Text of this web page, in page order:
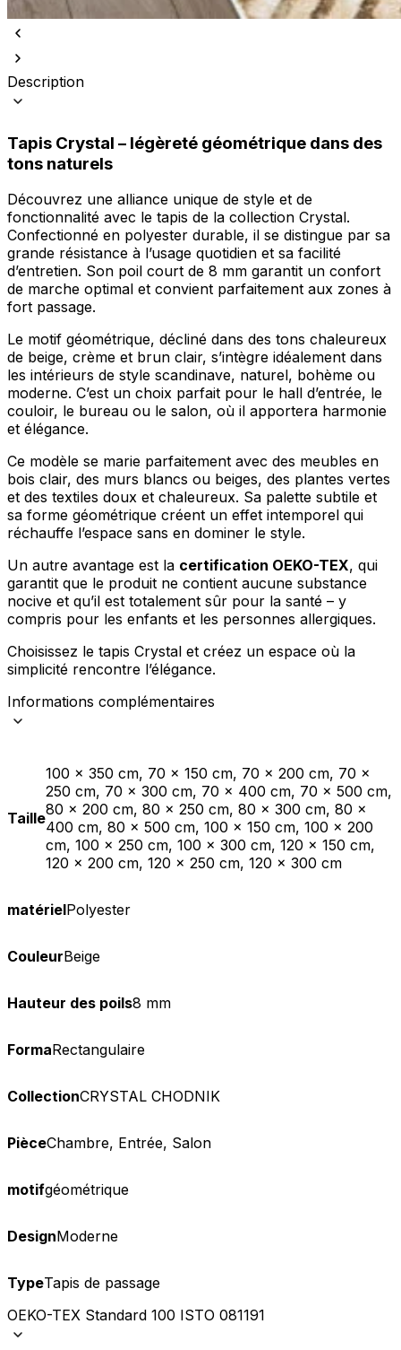
Description
Tapis Crystal – légèreté géométrique dans des
tons naturels
Découvrez une alliance unique de style et de
fonctionnalité avec le tapis de la collection Crystal.
Confectionné en polyester durable, il se distingue par sa
grande résistance à l’usage quotidien et sa facilité
d’entretien. Son poil court de 8 mm garantit un confort
de marche optimal et convient parfaitement aux zones à
fort passage.
Le motif géométrique, décliné dans des tons chaleureux
de beige, crème et brun clair, s’intègre idéalement dans
les intérieurs de style scandinave, naturel, bohème ou
moderne. C’est un choix parfait pour le hall d’entrée, le
couloir, le bureau ou le salon, où il apportera harmonie
et élégance.
Ce modèle se marie parfaitement avec des meubles en
bois clair, des murs blancs ou beiges, des plantes vertes
et des textiles doux et chaleureux. Sa palette subtile et
sa forme géométrique créent un effet intemporel qui
réchauffe l’espace sans en dominer le style.
Un autre avantage est la certification OEKO-TEX, qui
garantit que le produit ne contient aucune substance
nocive et qu’il est totalement sûr pour la santé – y
compris pour les enfants et les personnes allergiques.
Choisissez le tapis Crystal et créez un espace où la
simplicité rencontre l’élégance.
Informations complémentaires
Taille
100 x 350 cm, 70 x 150 cm, 70 x 200 cm, 70 x
250 cm, 70 x 300 cm, 70 x 400 cm, 70 x 500 cm,
80 x 200 cm, 80 x 250 cm, 80 x 300 cm, 80 x
400 cm, 80 x 500 cm, 100 x 150 cm, 100 x 200
cm, 100 x 250 cm, 100 x 300 cm, 120 x 150 cm,
120 x 200 cm, 120 x 250 cm, 120 x 300 cm
matérielPolyester
CouleurBeige
Hauteur des poils8 mm
FormaRectangulaire
CollectionCRYSTAL CHODNIK
PièceChambre, Entrée, Salon
motifgéométrique
DesignModerne
TypeTapis de passage
OEKO-TEX Standard 100 ISTO 081191